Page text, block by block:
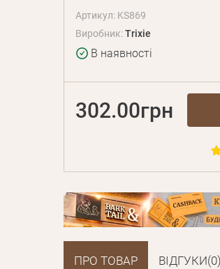
Артикул: KS869
Виробник:Trixie
В наявності
302.00грн
ПРО ТОВАР ВІДГУКИ(0)